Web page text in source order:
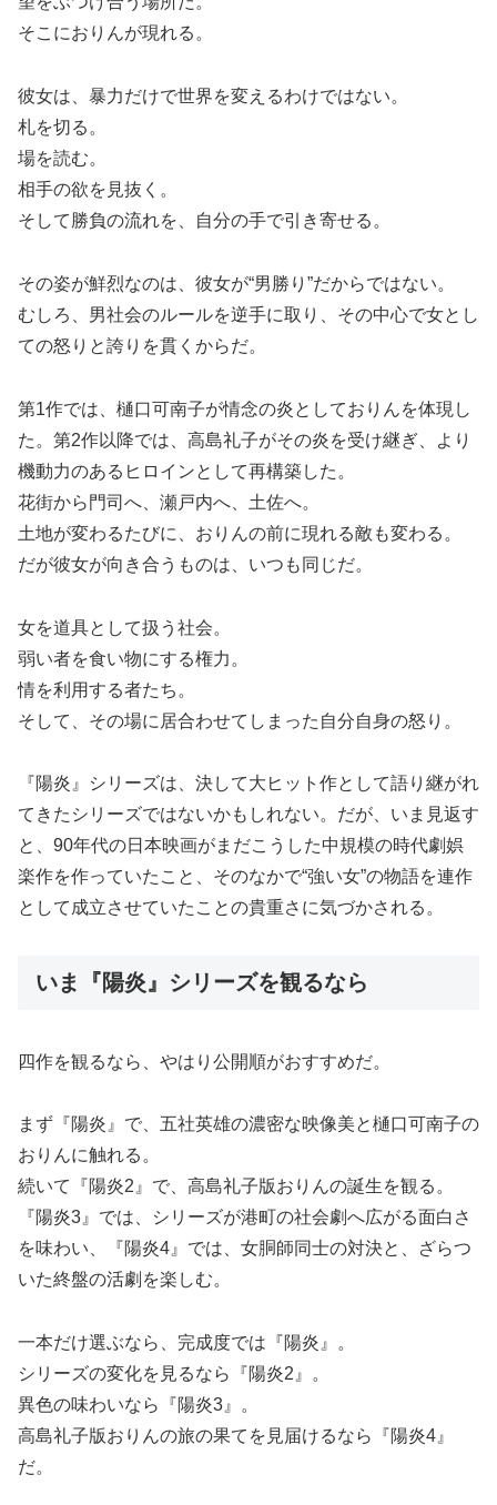
そこにおりんが現れる。
彼女は、暴力だけで世界を変えるわけではない。
札を切る。
場を読む。
相手の欲を見抜く。
そして勝負の流れを、自分の手で引き寄せる。
その姿が鮮烈なのは、彼女が“男勝り”だからではない。
むしろ、男社会のルールを逆手に取り、その中心で女とし
ての怒りと誇りを貫くからだ。
第1作では、樋口可南子が情念の炎としておりんを体現し
た。第2作以降では、高島礼子がその炎を受け継ぎ、より
機動力のあるヒロインとして再構築した。
花街から門司へ、瀬戸内へ、土佐へ。
土地が変わるたびに、おりんの前に現れる敵も変わる。
だが彼女が向き合うものは、いつも同じだ。
女を道具として扱う社会。
弱い者を食い物にする権力。
情を利用する者たち。
そして、その場に居合わせてしまった自分自身の怒り。
『陽炎』シリーズは、決して大ヒット作として語り継がれ
てきたシリーズではないかもしれない。だが、いま見返す
と、90年代の日本映画がまだこうした中規模の時代劇娯
楽作を作っていたこと、そのなかで“強い女”の物語を連作
として成立させていたことの貴重さに気づかされる。
いま『陽炎』シリーズを観るなら
四作を観るなら、やはり公開順がおすすめだ。
まず『陽炎』で、五社英雄の濃密な映像美と樋口可南子の
おりんに触れる。
続いて『陽炎2』で、高島礼子版おりんの誕生を観る。
『陽炎3』では、シリーズが港町の社会劇へ広がる面白さ
を味わい、『陽炎4』では、女胴師同士の対決と、ざらつ
いた終盤の活劇を楽しむ。
一本だけ選ぶなら、完成度では『陽炎』。
シリーズの変化を見るなら『陽炎2』。
異色の味わいなら『陽炎3』。
高島礼子版おりんの旅の果てを見届けるなら『陽炎4』
だ。